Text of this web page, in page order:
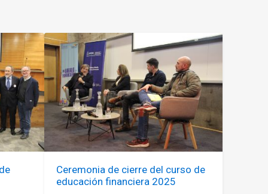
Ceremonia de cierre del curso de
educación financiera 2025